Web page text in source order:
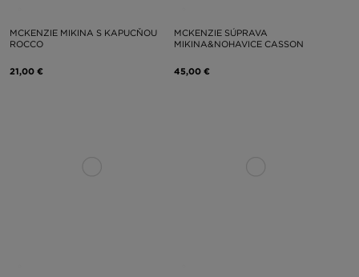
MCKENZIE MIKINA S KAPUCŇOU
ROCCO
21,00 €
MCKENZIE SÚPRAVA
MIKINA&NOHAVICE CASSON
45,00 €